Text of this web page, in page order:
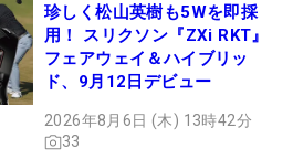
珍しく松山英樹も5Wを即採
用！ スリクソン『ZXi RKT』
フェアウェイ＆ハイブリッ
ド、9月12日デビュー
2026年8月6日 (木) 13時42分
33